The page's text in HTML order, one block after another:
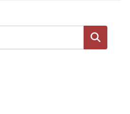
Suche